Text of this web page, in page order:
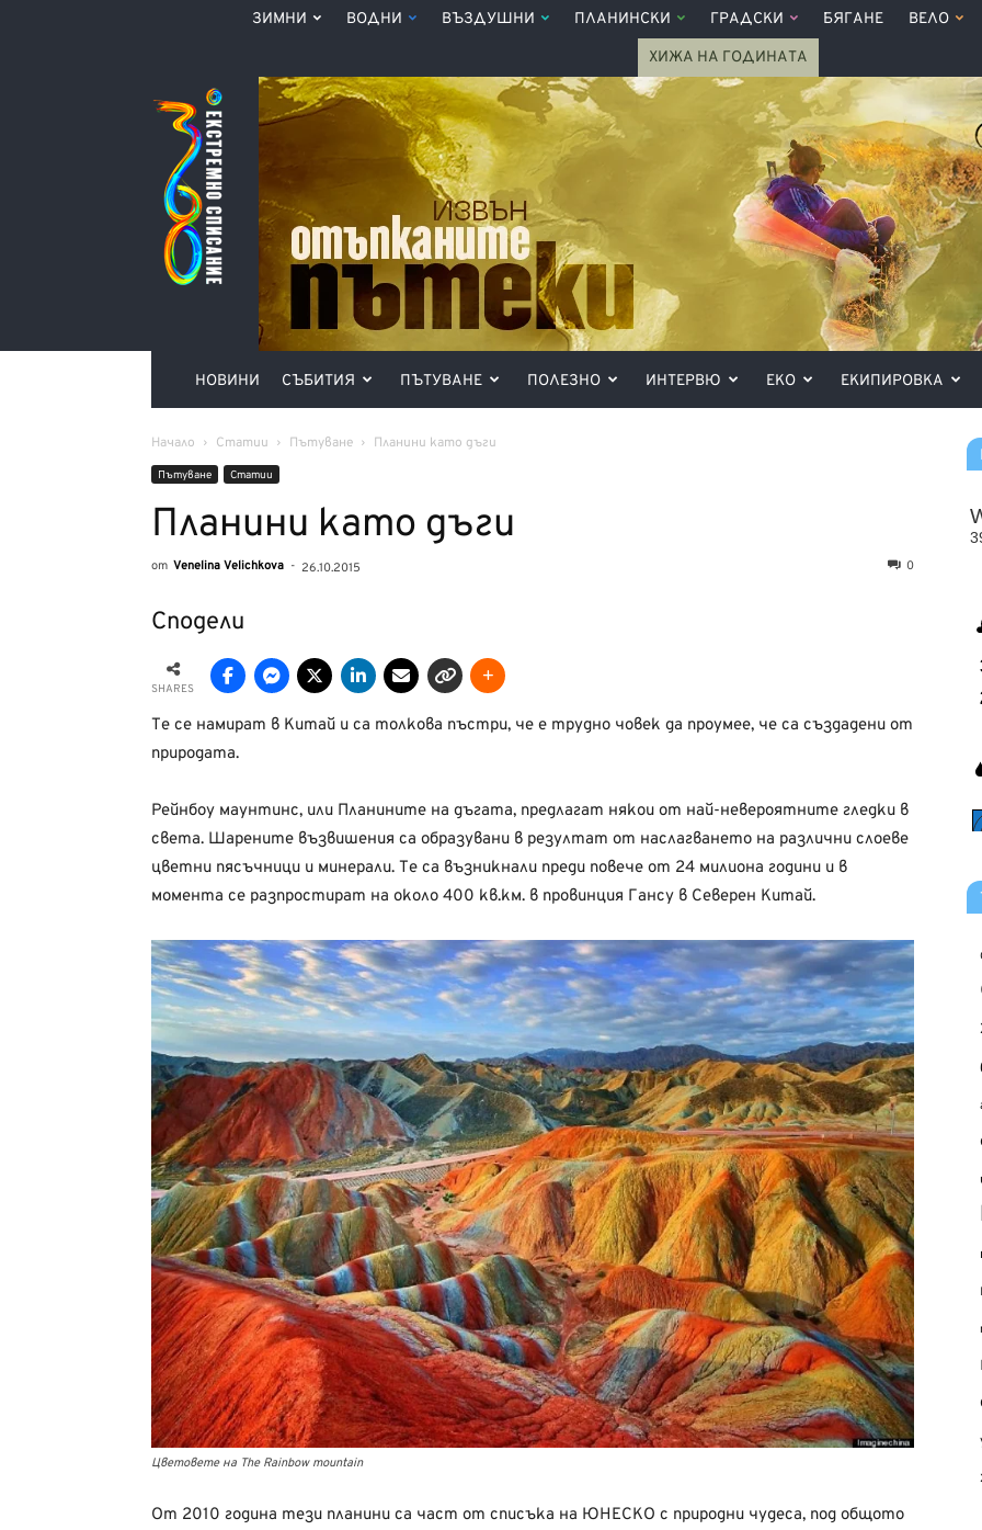
ЗИМНИ ВОДНИ ВЪЗДУШНИ ПЛАНИНСКИ ГРАДСКИ БЯГАНЕ ВЕЛО
ХИЖА НА ГОДИНАТА
Списание
360°
НОВИНИ СЪБИТИЯ ПЪТУВАНЕ ПОЛЕЗНО ИНТЕРВЮ ЕКО ЕКИПИРОВКА
Начало Статии Пътуване Планини като дъги
Пътуване Статии
Планини като дъги
от Venelina Velichkova - 26.10.2015 0
Сподели
SHARES
Те се намират в Китай и са толкова пъстри, че е трудно човек да проумее, че са създадени от
природата.
Рейнбоу маунтинс, или Планините на дъгата, предлагат някои от най-невероятните гледки в
света. Шарените възвишения са образувани в резултат от наслагването на различни слоеве
цветни пясъчници и минерали. Те са възникнали преди повече от 24 милиона години и в
момента се разпростират на около 400 кв.км. в провинция Гансу в Северен Китай.
Цветовете на The Rainbow mountain
От 2010 година тези планини са част от списъка на ЮНЕСКО с природни чудеса, под общото